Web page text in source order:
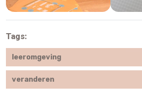
Tags:
leeromgeving
veranderen